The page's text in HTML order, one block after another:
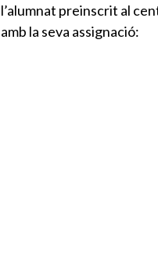
l’alumnat preinscrit al
amb la seva assignació: